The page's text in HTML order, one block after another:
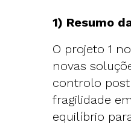
1) Resumo
O projeto 1
novas
controlo
fragilidade
equilíbrio